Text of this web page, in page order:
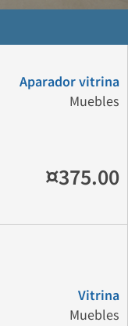
Aparador vitrina
Muebles
¤375.00
Vitrina
Muebles